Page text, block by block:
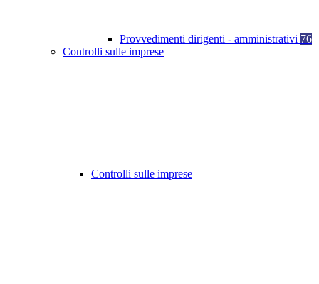
Provvedimenti dirigenti - amministrativi 76
Controlli sulle imprese
Controlli sulle imprese